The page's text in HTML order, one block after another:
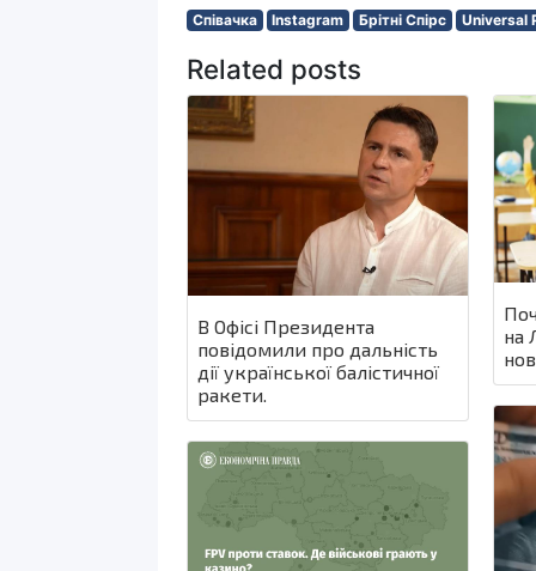
Співачка Instagram Брітні Спірс Universal
Related posts
В Офісі Президента
повідомили про дальність
дії української балістичної
ракети.
на